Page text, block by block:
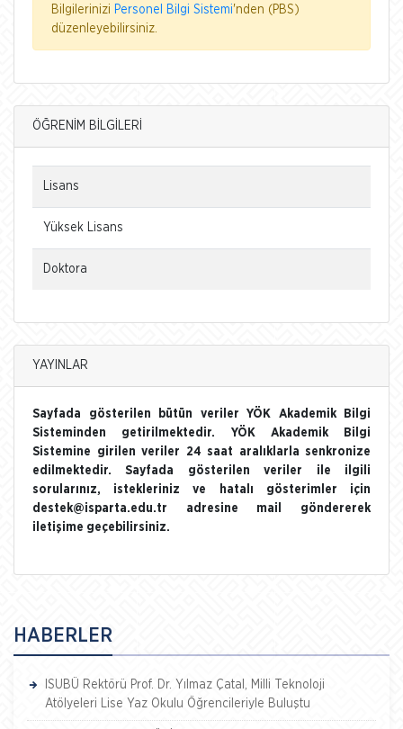
Bilgilerinizi Personel Bilgi Sistemi'nden (PBS)
düzenleyebilirsiniz.
ÖĞRENİM BİLGİLERİ
Lisans
Yüksek Lisans
Doktora
YAYINLAR
Sayfada gösterilen bütün veriler YÖK Akademik Bilgi
Sisteminden getirilmektedir. YÖK Akademik Bilgi
Sistemine girilen veriler 24 saat aralıklarla senkronize
edilmektedir. Sayfada gösterilen veriler ile ilgili
sorularınız, istekleriniz ve hatalı gösterimler için
destek@isparta.edu.tr adresine mail göndererek
iletişime geçebilirsiniz.
HABERLER
ISUBÜ Rektörü Prof. Dr. Yılmaz Çatal, Milli Teknoloji
Atölyeleri Lise Yaz Okulu Öğrencileriyle Buluştu